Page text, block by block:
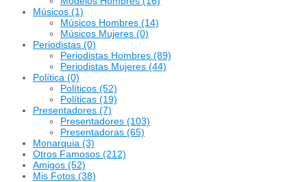
Músicos (1)
Músicos Hombres (14)
Músicos Mujeres (0)
Periodistas (0)
Periodistas Hombres (89)
Periodistas Mujeres (44)
Política (0)
Políticos (52)
Políticas (19)
Presentadores (7)
Presentadores (103)
Presentadoras (65)
Monarquia (3)
Otros Famosos (212)
Amigos (52)
Mis Fotos (38)